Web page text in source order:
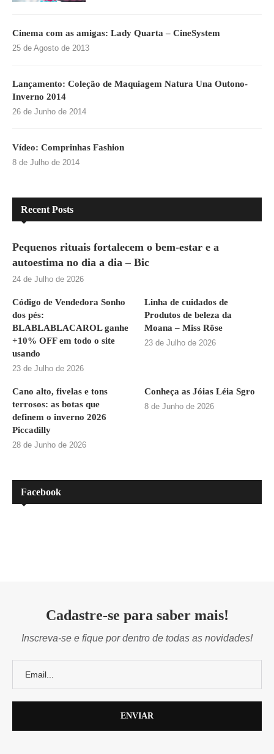
Cinema com as amigas: Lady Quarta – CineSystem
25 de Agosto de 2013
Lançamento: Coleção de Maquiagem Natura Una Outono-
Inverno 2014
26 de Junho de 2014
Vídeo: Comprinhas Fashion
8 de Julho de 2014
Recent Posts
Pequenos rituais fortalecem o bem-estar e a
autoestima no dia a dia – Bic
24 de Julho de 2026
Código de Vendedora Sonho
dos pés:
BLABLABLACAROL ganhe
+10% OFF em todo o site
usando
23 de Julho de 2026
Linha de cuidados de
Produtos de beleza da
Moana – Miss Rôse
23 de Julho de 2026
Cano alto, fivelas e tons
terrosos: as botas que
definem o inverno 2026
Piccadilly
28 de Junho de 2026
Conheça as Jóias Léia Sgro
8 de Junho de 2026
Facebook
Cadastre-se para saber mais!
Inscreva-se e fique por dentro de todas as novidades!